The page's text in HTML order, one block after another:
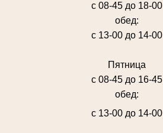
с 08-45 до 18-00
обед:
с 13-00 до 14-00
Пятница
с 08-45 до 16-45
обед:
с 13-00 до 14-00